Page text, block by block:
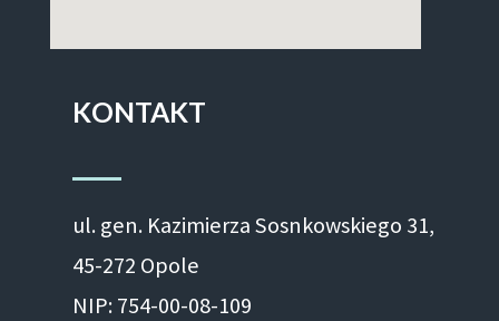
KONTAKT
ul. gen. Kazimierza Sosnkowskiego 31,
45-272 Opole
NIP: 754-00-08-109